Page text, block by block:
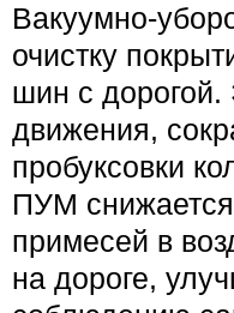
Вакуумно-
очистку
шин с дорогой.
движения,
пробуксовки
ПУМ
примесей в
на дороге,